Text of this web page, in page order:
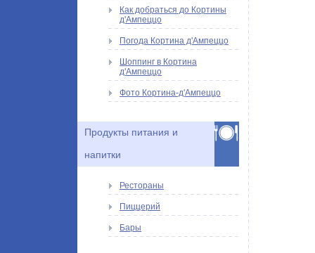
Как добраться до Кортины
д'Ампеццо
Погода Кортина д'Ампеццо
Шоппинг в Кортина
д'Ампеццо
Фото Кортина-д'Ампеццо
Продукты питания и
напитки
Рестораны
Пиццерий
Бары